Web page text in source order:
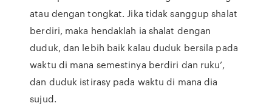
atau dengan tongkat. Jika tidak sanggup shalat
berdiri, maka hendaklah ia shalat dengan
duduk, dan lebih baik kalau duduk bersila pada
waktu di mana semestinya berdiri dan ruku’,
dan duduk istirasy pada waktu di mana dia
sujud.